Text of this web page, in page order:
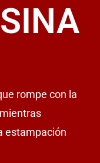
rompe con la
estampación